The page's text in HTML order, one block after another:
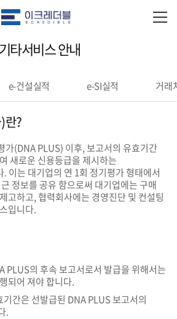
기타서비스 안내
e-건설실적 e-SI실적 거래
란?
가(DNA PLUS) 이후, 보고서의 유효기간
새로운 신용등급을 제시하는
이는 대기업의 연 1회 정기평가 형태에서
정보를 공유 함으로써 대기업에는 구매
고하고, 협력회사에는 경영진단 및 컨설팅
입니다.
PLUS의 후속 보고서로서 발급을 위해서는
되어 져야 합니다.
간은 선발급된 DNA PLUS 보고서의
.